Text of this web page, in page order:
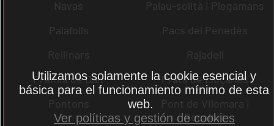
Navas
Palau-solità i Plegamans
Palafolls
Pacs del Penedès
Rellinars
Rajadell
Premià de Dalt
Prats de Lluçanès
Pontons
Pont de Vilomara i
Rocafort
Utilizamos solamente la cookie esencial y
básica para el funcionamiento mínimo de esta
web.
Ver políticas y gestión de cookies